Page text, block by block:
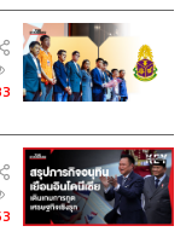
ข่าว THE